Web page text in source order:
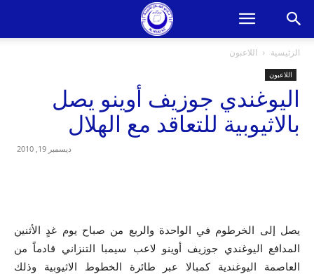
الرئيسية اللاعبون
اللاعبون
اليوغندي جوزيف أوينو يصل
بالاثيوبية للتعاقد مع الهلال
ديسمبر 19, 2010
يصل إلى الخرطوم في الواحدة والربع من صباح يوم غدٍ الأثنين
المدافع اليوغندي جوزيف أوينو لاعب سيمبا التنزاني قادماً من
العاصمة اليوغندية كمبالا عبر طائرة الخطوط الاثيوبية وذلك